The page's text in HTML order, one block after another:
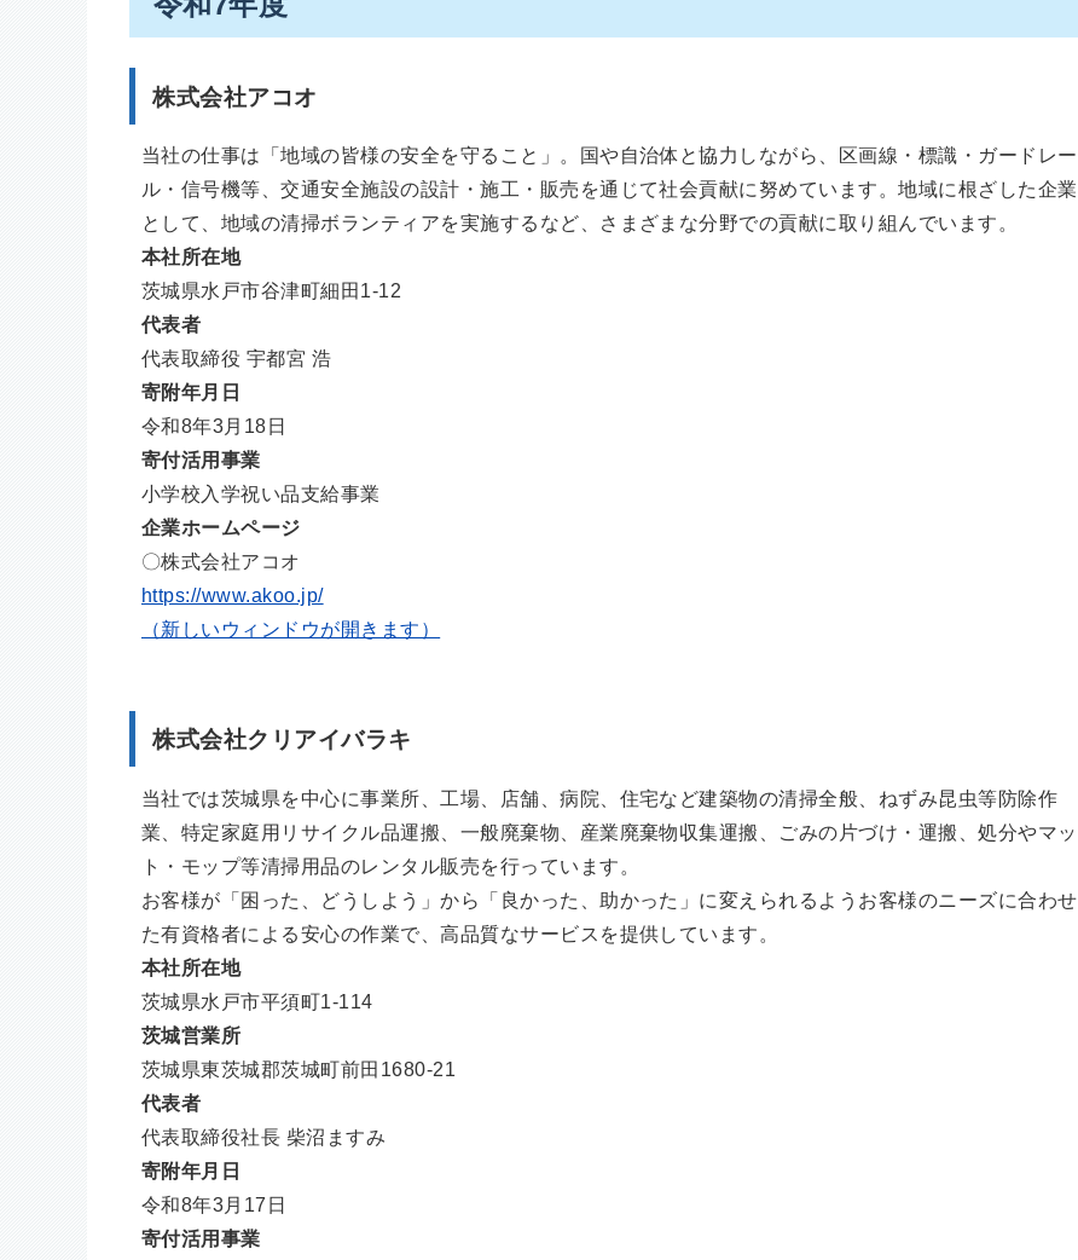
株式会社アコオ
当社の仕事は「地域の皆様の安全を守ること」。国や自治体と協力しながら、区画線・標識・ガードレー
ル・信号機等、交通安全施設の設計・施工・販売を通じて社会貢献に努めています。地域に根ざした企業
として、地域の清掃ボランティアを実施するなど、さまざまな分野での貢献に取り組んでいます。
本社所在地
茨城県水戸市谷津町細田1-12
代表者
代表取締役 宇都宮 浩
寄附年月日
令和8年3月18日
寄付活用事業
小学校入学祝い品支給事業
企業ホームページ
〇株式会社アコオ
https://www.akoo.jp/
（新しいウィンドウが開きます）
株式会社クリアイバラキ
当社では茨城県を中心に事業所、工場、店舗、病院、住宅など建築物の清掃全般、ねずみ昆虫等防除作
業、特定家庭用リサイクル品運搬、一般廃棄物、産業廃棄物収集運搬、ごみの片づけ・運搬、処分やマッ
ト・モップ等清掃用品のレンタル販売を行っています。
お客様が「困った、どうしよう」から「良かった、助かった」に変えられるようお客様のニーズに合わせ
た有資格者による安心の作業で、高品質なサービスを提供しています。
本社所在地
茨城県水戸市平須町1-114
茨城営業所
茨城県東茨城郡茨城町前田1680-21
代表者
代表取締役社長 柴沼ますみ
寄附年月日
令和8年3月17日
寄付活用事業